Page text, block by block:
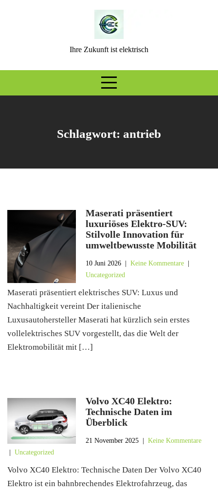
Ihre Zukunft ist elektrisch
Schlagwort: antrieb
Maserati präsentiert
luxuriöses Elektro-SUV:
Stilvolle Innovation für
umweltbewusste Mobilität
10 Juni 2026 |Keine Kommentare
Uncategorized
Maserati präsentiert elektrisches SUV: Luxus und
Nachhaltigkeit vereint Der italienische
Luxusautohersteller Maserati hat kürzlich sein erstes
vollelektrisches SUV vorgestellt, das die Welt der
Elektromobilität mit […]
Volvo XC40 Elektro:
Technische Daten im
Überblick
21 November 2025 |Keine Kommentare
Uncategorized
Volvo XC40 Elektro: Technische Daten Der Volvo XC40
Elektro ist ein bahnbrechendes Elektrofahrzeug, das